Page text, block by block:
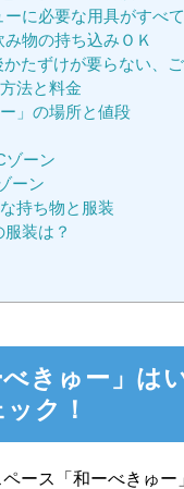
に必要な用具がすべ
物の持ち込みＯＫ
たずけが要らない、
法と料金
」の場所と値段
ゾーン
ーン
持ち物と服装
装は？
きゅー」は
ク！
ース「和ーべきゅー